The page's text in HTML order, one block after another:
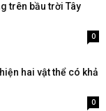
trên bầu trời Tây
0
hai vật thể có khả
0